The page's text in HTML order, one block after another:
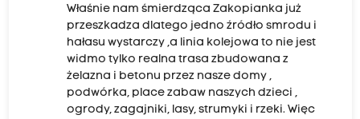
Właśnie nam śmierdząca Zakopianka już
przeszkadza dlatego jedno źródło smrodu i
hałasu wystarczy ,a linia kolejowa to nie jest
widmo tylko realna trasa zbudowana z
żelazna i betonu przez nasze domy ,
podwórka, place zabaw naszych dzieci ,
ogrody, zagajniki, lasy, strumyki i rzeki. Więc